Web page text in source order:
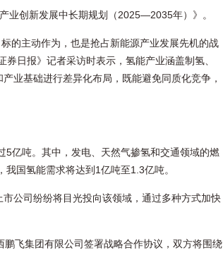
业创新发展中长期规划（2025—2035年）》。
的主动作为，也是抢占新能源产业发展先机的战
日报》记者采访时表示，氢能产业涵盖制氢、
业基础进行差异化布局，既能避免同质化竞争，
亿吨。其中，发电、天然气掺氢和交通领域的燃
国氢能需求将达到1亿吨至1.3亿吨。
公司纷纷将目光投向该领域，通过多种方式加快
飞集团有限公司签署战略合作协议，双方将围绕